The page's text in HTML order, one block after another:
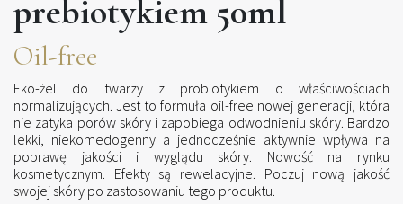
prebiotykiem 50ml
Oil-free
Eko-żel do twarzy z probiotykiem o właściwościach
normalizujących. Jest to formuła oil-free nowej generacji, która
nie zatyka porów skóry i zapobiega odwodnieniu skóry. Bardzo
lekki, niekomedogenny a jednocześnie aktywnie wpływa na
poprawę jakości i wyglądu skóry. Nowość na rynku
kosmetycznym. Efekty są rewelacyjne. Poczuj nową jakość
swojej skóry po zastosowaniu tego produktu.